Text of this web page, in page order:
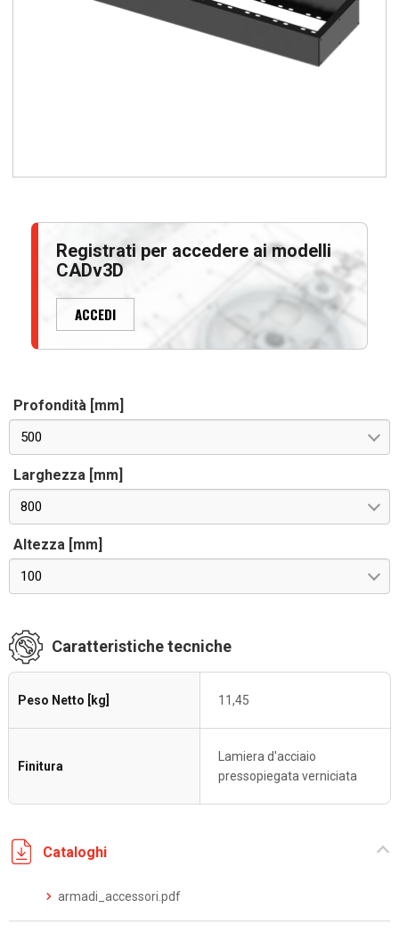
Registrati per accedere ai modelli
CADv3D
ACCEDI
Profondità [mm]
500
Larghezza [mm]
800
Altezza [mm]
100
Caratteristiche tecniche
Peso Netto [kg] 11,45
Finitura
Lamiera d'acciaio
pressopiegata verniciata
Cataloghi
armadi_accessori.pdf